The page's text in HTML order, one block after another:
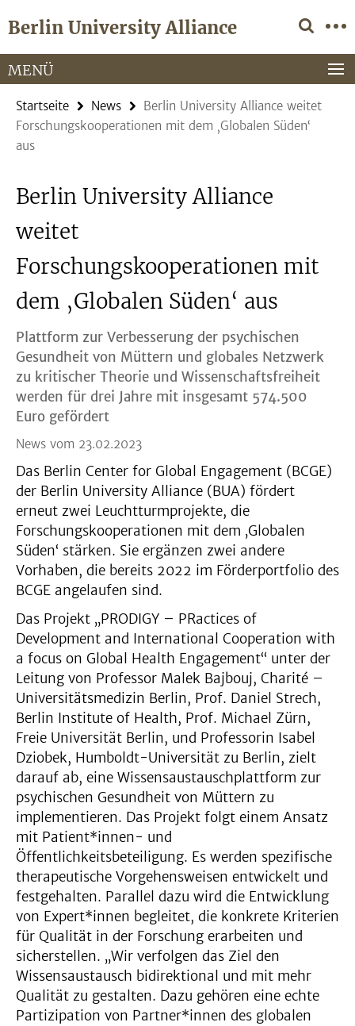
direkt
Inhalt
Berlin University Alliance
Service-
Navigation
MENÜ
Startseite News
Berlin University Alliance weitet
Forschungskooperationen mit dem ‚Globalen Süden‘
aus
Berlin University Alliance
weitet
Forschungskooperationen mit
dem ‚Globalen Süden‘ aus
Plattform zur Verbesserung der psychischen
Gesundheit von Müttern und globales Netzwerk
zu kritischer Theorie und Wissenschaftsfreiheit
werden für drei Jahre mit insgesamt 574.500
Euro gefördert
News vom 23.02.2023
Das Berlin Center for Global Engagement (BCGE)
der Berlin University Alliance (BUA) fördert
erneut zwei Leuchtturmprojekte, die
Forschungskooperationen mit dem ‚Globalen
Süden‘ stärken. Sie ergänzen zwei andere
Vorhaben, die bereits 2022 im Förderportfolio des
BCGE angelaufen sind.
Das Projekt „PRODIGY – PRactices of
Development and International Cooperation with
a focus on Global Health Engagement“ unter der
Leitung von Professor Malek Bajbouj, Charité –
Universitätsmedizin Berlin, Prof. Daniel Strech,
Berlin Institute of Health, Prof. Michael Zürn,
Freie Universität Berlin, und Professorin Isabel
Dziobek, Humboldt-Universität zu Berlin, zielt
darauf ab, eine Wissensaustauschplattform zur
psychischen Gesundheit von Müttern zu
implementieren. Das Projekt folgt einem Ansatz
mit Patient*innen- und
Öffentlichkeitsbeteiligung. Es werden spezifische
therapeutische Vorgehensweisen entwickelt und
festgehalten. Parallel dazu wird die Entwicklung
von Expert*innen begleitet, die konkrete Kriterien
für Qualität in der Forschung erarbeiten und
sicherstellen. „Wir verfolgen das Ziel den
Wissensaustausch bidirektional und mit mehr
Qualität zu gestalten. Dazu gehören eine echte
Partizipation von Partner*innen des globalen